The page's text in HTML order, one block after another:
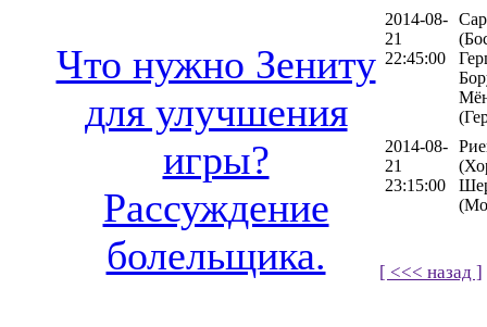
Что нужно Зениту
для улучшения
игры?
Рассуждение
болельщика.
2014-08-
21
22:45:00
2014-08-
21
23:15:00
[ <<< назад ]